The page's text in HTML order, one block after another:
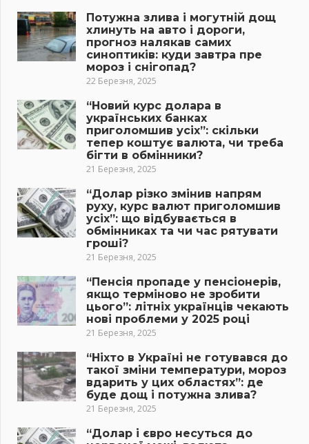
Потужна злива і могутній дощ
хлинуть на авто і дороги,
прогноз налякав самих
синоптиків: куди завтра пре
мороз і снігопад?
22 Березня, 2025
“Новий курс долара в
українських банках
приголомшив усіх”: скільки
тепер коштує валюта, чи треба
бігти в обмінники?
21 Березня, 2025
“Долар різко змінив напрям
руху, курс валют приголомшив
усіх”: що відбувається в
обмінниках та чи час рятувати
гроші?
21 Березня, 2025
“Пенсія пропаде у пенсіонерів,
якщо терміново не зробити
цього”: літніх українців чекають
нові проблеми у 2025 році
21 Березня, 2025
“Ніхто в Україні не готувався до
такої зміни температури, мороз
вдарить у цих областях”: де
буде дощ і потужна злива?
21 Березня, 2025
“Долар і євро несуться до